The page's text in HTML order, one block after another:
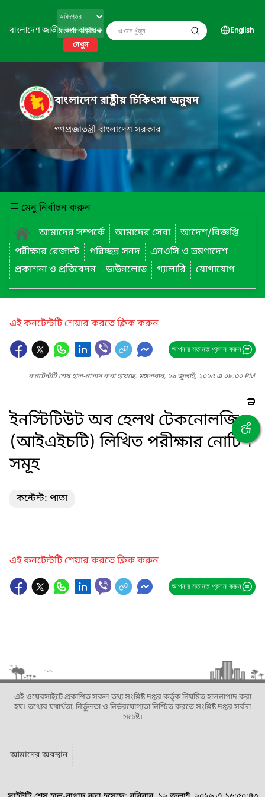
বাংলাদেশ জাতীয় তথ্য বাতায়ন
দেখুন
English
বাংলাদেশ রাষ্ট্রীয় চিকিৎসা অনুষদ
গণপ্রজাতন্ত্রী বাংলাদেশ সরকার
মেনু নির্বাচন করুন
আমাদের সম্পর্কে
আমাদের সেবা
আদেশ/বিজ্ঞপ্তি
পরীক্ষার রেজাল্ট
পরিচ্ছন্ন সনদ
এনওসি ও ভ্রমণাদেশ
প্রকাশনা ও প্রতিবেদন
ডাউনলোড গ্যালারি যোগাযোগ
এই কনটেন্টটি শেয়ার করতে ক্লিক করুন
আপনার মতামত প্রদান করুন
কনটেন্টটি শেষ হাল-নাগাদ করা হয়েছে: মঙ্গলবার, ২৯ জুলাই, ২০২৫ এ ০৮:৩০ PM
ইনস্টিটিউট অব হেলথ টেকনোলজি
(আইএইচটি) লিখিত পরীক্ষার নোটিশ
সমূহ
কন্টেন্ট: পাতা
এই কনটেন্টটি শেয়ার করতে ক্লিক করুন
আপনার মতামত প্রদান করুন
এই ওয়েবসাইটে প্রকাশিত সকল তথ্য সংশ্লিষ্ট দপ্তর কর্তৃক নিয়মিত হালনাগাদ করা
হয়। তথ্যের যথার্থতা, নির্ভুলতা ও নির্ভরযোগ্যতা নিশ্চিত করতে সংশ্লিষ্ট দপ্তর সর্বদা
সচেষ্ট।
আমাদের অবস্থান